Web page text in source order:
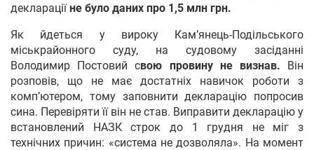
деклараціїне було даних про 1,5 млн грн.
Як йдеться у вироку Кам’янець-Подільського
міськрайонного суду, на судовому засіданні
Володимир Постовий свою провину не визнав. Він
розповів, що не має достатніх навичок роботи з
комп’ютером, тому заповнити декларацію попросив
сина. Перевіряти її він не став. Виправити декларацію у
встановлений НАЗК строк до 1 грудня не міг з
технічних причин: «система не дозволяла». На момент